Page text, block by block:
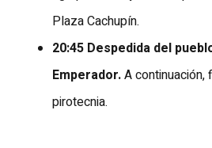
Plaza Cachupín.
20:45 Despedida del
Emperador.A
pirotecnia.